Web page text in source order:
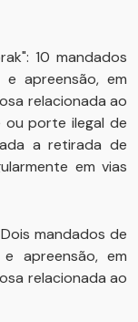
10 mandados
apreensão, em
relacionada ao
ou porte ilegal de
a retirada de
em vias
mandados de
apreensão, em
relacionada ao